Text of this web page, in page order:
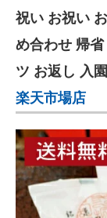
祝い お祝い
め合わせ 帰
ツ お返し 入
楽天市場店